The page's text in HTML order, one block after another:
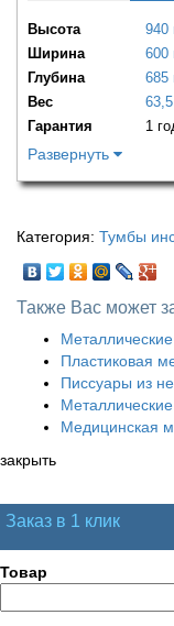
Высота
940
Ширина
600
Глубина
685
Вес
63,5
Гарантия
1
Развернуть
Категория: Тумбы
Также Вас может
Пластиковая
Писсуары из
Медицинская
закрыть
Заказ в 1 клик
Товар